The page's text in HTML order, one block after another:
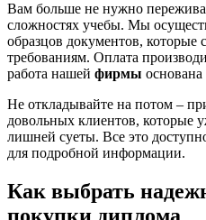
Вам больше не нужно
сложностях учебы. Мы
образцов документов, которые
требованиям. Оплата
работа нашей фирмы
Не откладывайте на потом –
довольных клиентов, которые
лишней суеты. Все это
для подробной информации.
Как выбрать